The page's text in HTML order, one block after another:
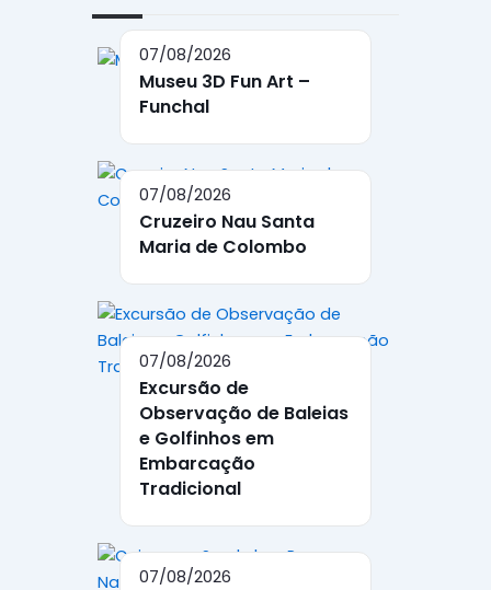
07/08/2026
Museu 3D Fun Art –
Funchal
07/08/2026
Cruzeiro Nau Santa
Maria de Colombo
07/08/2026
Excursão de
Observação de Baleias
e Golfinhos em
Embarcação
Tradicional
07/08/2026